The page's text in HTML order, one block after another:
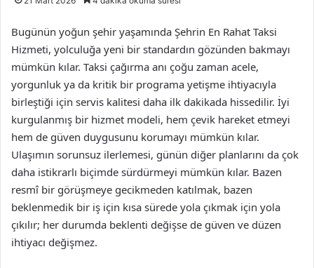
Bugünün yoğun şehir yaşamında Şehrin En Rahat Taksi
Hizmeti, yolculuğa yeni bir standardın gözünden bakmayı
mümkün kılar. Taksi çağırma anı çoğu zaman acele,
yorgunluk ya da kritik bir programa yetişme ihtiyacıyla
birleştiği için servis kalitesi daha ilk dakikada hissedilir. İyi
kurgulanmış bir hizmet modeli, hem çevik hareket etmeyi
hem de güven duygusunu korumayı mümkün kılar.
Ulaşımın sorunsuz ilerlemesi, günün diğer planlarını da çok
daha istikrarlı biçimde sürdürmeyi mümkün kılar. Bazen
resmî bir görüşmeye gecikmeden katılmak, bazen
beklenmedik bir iş için kısa sürede yola çıkmak için yola
çıkılır; her durumda beklenti değişse de güven ve düzen
ihtiyacı değişmez.